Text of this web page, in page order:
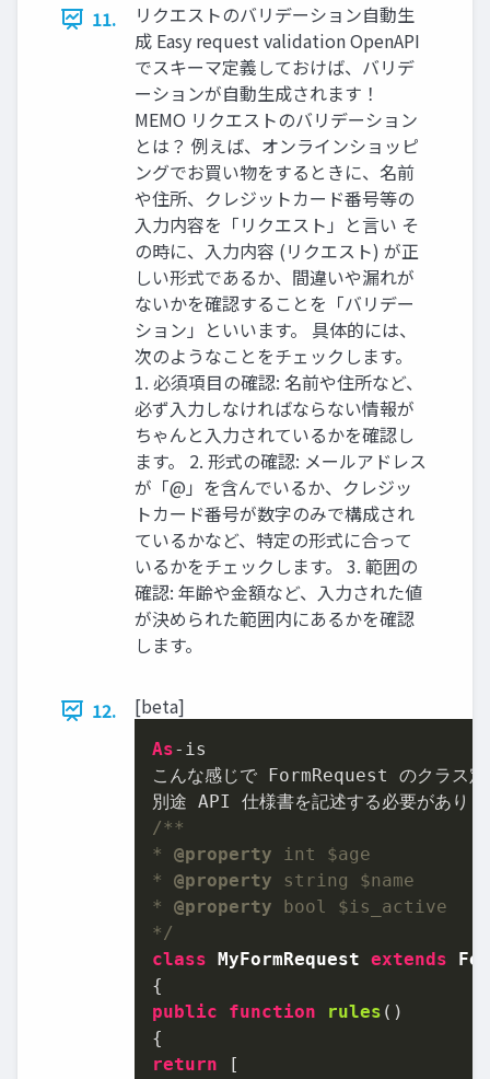
11.
リクエストのバリデーション自動生
成 Easy request validation OpenAPI
でスキーマ定義しておけば、バリデ
ーションが自動生成されます！
MEMO リクエストのバリデーション
とは？ 例えば、オンラインショッピ
ングでお買い物をするときに、名前
や住所、クレジットカード番号等の
入力内容を「リクエスト」と言い そ
の時に、入力内容 (リクエスト) が正
しい形式であるか、間違いや漏れが
ないかを確認することを「バリデー
ション」といいます。 具体的には、
次のようなことをチェックします。
1. 必須項目の確認: 名前や住所など、
必ず入力しなければならない情報が
ちゃんと入力されているかを確認し
ます。 2. 形式の確認: メールアドレス
が「@」を含んでいるか、クレジッ
トカード番号が数字のみで構成され
ているかなど、特定の形式に合って
いるかをチェックします。 3. 範囲の
確認: 年齢や金額など、入力された値
が決められた範囲内にあるかを確認
します。
12. [beta]
As-is
こんな感じで FormRequest のクラス定
/**
* @property int $age
* @property string $name
* @property bool $is_active
*/
class
MyFormRequest extends
public
function rules (
return